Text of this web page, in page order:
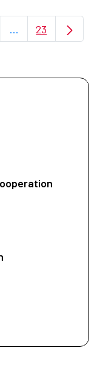
TAB to navigate.
...Intermediate
Page
23